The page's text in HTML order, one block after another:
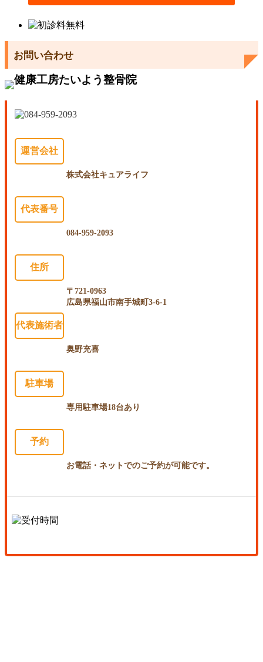
お問い合わせ
運営会社
株式会社キュアライフ
代表番号
084-959-2093
住所
〒721-0963
広島県福山市南手城町3-6-1
代表施術者
奥野充喜
駐車場
専用駐車場18台あり
予約
お電話・ネットでのご予約が可能です。